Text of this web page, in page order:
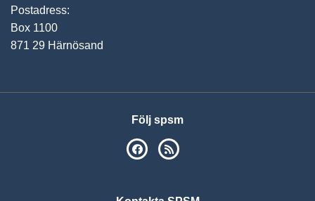
Postadress:
Box 1100
871 29 Härnösand
Följ spsm
SPSM på Facebook